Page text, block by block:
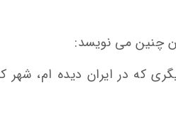
چنین می نویسد:
که در ایران دیده ام،